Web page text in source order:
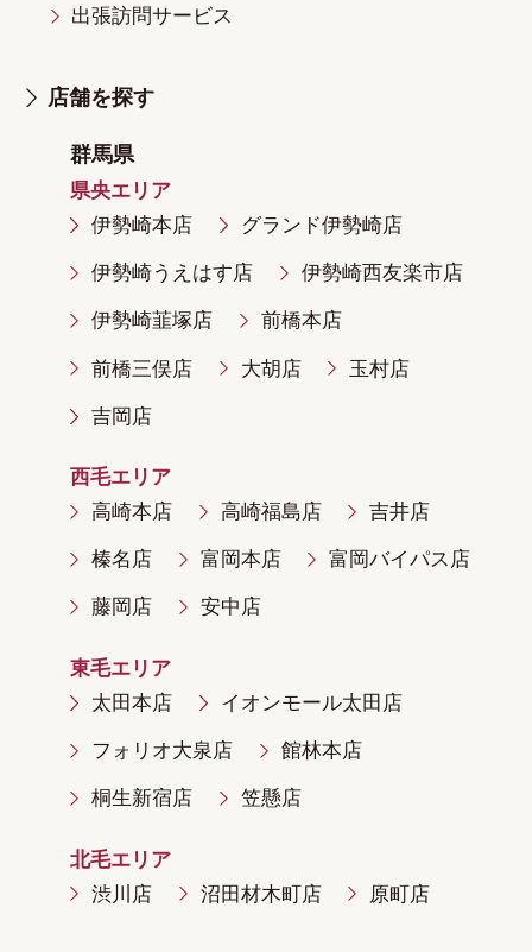
出張訪問サービス
店舗を探す
群馬県
県央エリア
伊勢崎本店
グランド伊勢崎店
伊勢崎うえはす店 伊勢崎西友楽市店
伊勢崎韮塚店 前橋本店
前橋三俣店 大胡店 玉村店
吉岡店
西毛エリア
高崎本店
高崎福島店 吉井店
榛名店 富岡本店 富岡バイパス店
藤岡店 安中店
東毛エリア
太田本店
イオンモール太田店
フォリオ大泉店 館林本店
桐生新宿店 笠懸店
北毛エリア
渋川店
沼田材木町店 原町店